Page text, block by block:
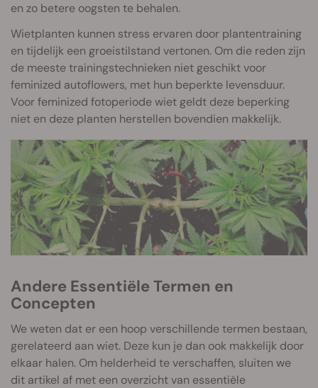
en zo betere oogsten te behalen.
Wietplanten kunnen stress ervaren door plantentraining
en tijdelijk een groeistilstand vertonen. Om die reden zijn
de meeste trainingstechnieken niet geschikt voor
feminized autoflowers, met hun beperkte levensduur.
Voor feminized fotoperiode wiet geldt deze beperking
niet en deze planten herstellen bovendien makkelijk.
Andere Essentiële Termen en
Concepten
We weten dat er een hoop verschillende termen bestaan,
gerelateerd aan wiet. Deze kun je dan ook makkelijk door
elkaar halen. Om helderheid te verschaffen, sluiten we
dit artikel af met een overzicht van essentiële